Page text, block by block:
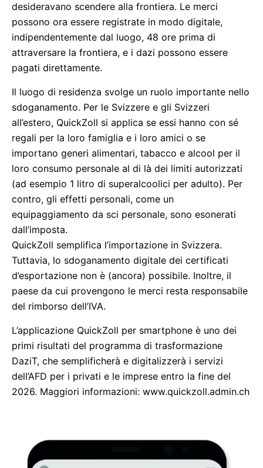
desideravano scendere alla frontiera. Le merci
possono ora essere registrate in modo digitale,
indipendentemente dal luogo, 48 ore prima di
attraversare la frontiera, e i dazi possono essere
pagati direttamente.
Il luogo di residenza svolge un ruolo importante nello
sdoganamento. Per le Svizzere e gli Svizzeri
all’estero, QuickZoll si applica se essi hanno con sé
regali per la loro famiglia e i loro amici o se
importano generi alimentari, tabacco e alcool per il
loro consumo personale al di là dei limiti autorizzati
(ad esempio 1 litro di superalcoolici per adulto). Per
contro, gli effetti personali, come un
equipaggiamento da sci personale, sono esonerati
dall’imposta.
QuickZoll semplifica l’importazione in Svizzera.
Tuttavia, lo sdoganamento digitale dei certificati
d’esportazione non è (ancora) possibile. Inoltre, il
paese da cui provengono le merci resta responsabile
del rimborso dell’IVA.
L’applicazione QuickZoll per smartphone è uno dei
primi risultati del programma di trasformazione
DaziT, che semplificherà e digitalizzerà i servizi
dell’AFD per i privati e le imprese entro la fine del
2026. Maggiori informazioni: www.quickzoll.admin.ch